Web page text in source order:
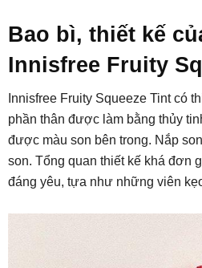
Bao bì, thiết kế
Innisfree Fruity
Innisfree Fruity Squeeze Tint có
phần thân được làm bằng thủy
được màu son bên trong. Nắp
son. Tổng quan thiết kế khá đơn
đáng yêu, tựa như những viên